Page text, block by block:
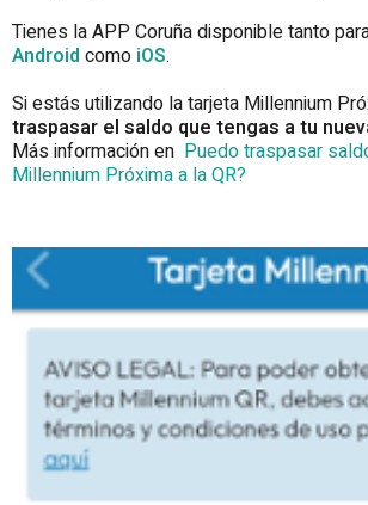
Tienes la APP Coruña disponible tanto
Android como iOS.
Si estás utilizando la tarjeta Millennium
traspasar el saldo que tengas a tu
Más información en Puedo traspasar
Millennium Próxima a la QR?